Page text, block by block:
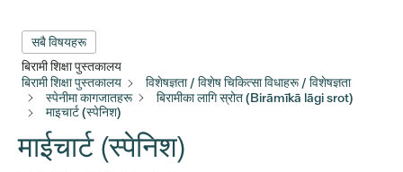
सबै विषयहरू
बिरामी शिक्षा पुस्तकालय
बिरामी शिक्षा पुस्तकालय
विशेषज्ञता / विशेष चिकित्सा विधाहरू / विशेषज्ञता
स्पेनीमा कागजातहरू
बिरामीका लागि स्रोत (Birāmīkā lāgi srot)
माइचार्ट (स्पेनिश)
माईचार्ट (स्पेनिश)